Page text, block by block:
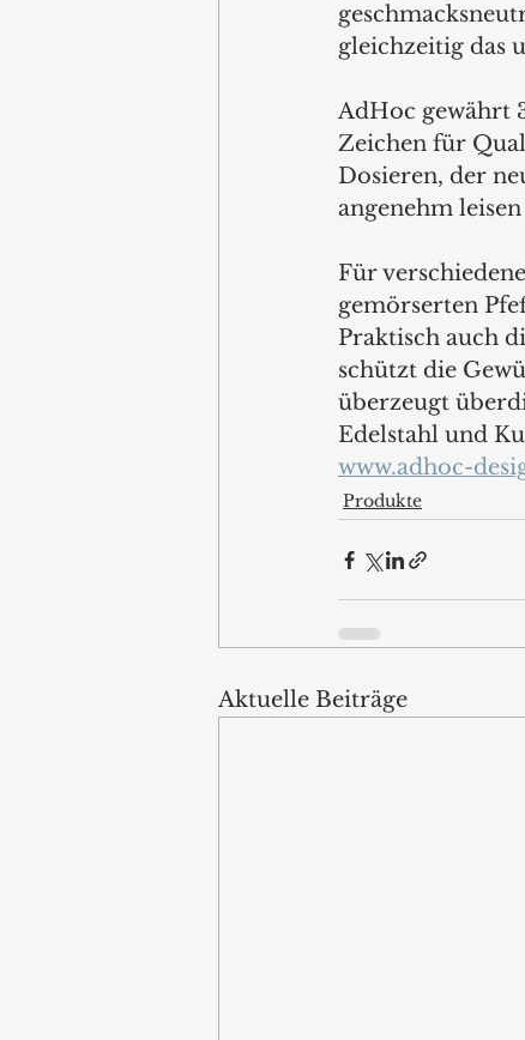
gleichzeitig das
AdHoc gewährt
Zeichen für
Dosieren, der
angenehm
Für
gemörserten
Praktisch auch
schützt die
überzeugt
Edelstahl und
www.adhoc-
Produkte
Aktuelle Beiträge